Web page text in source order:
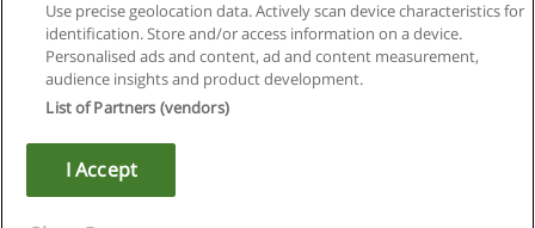
Конфиденциальность информации
Напишите Educaedu
Copyright © Educaedu Business S.L. - CIF : B-95610580: -
Use precise geolocation data. Actively scan device characteristics for
identification. Store and/or access information on a device.
Personalised ads and content, ad and content measurement,
audience insights and product development.
List of Partners (vendors)
I Accept